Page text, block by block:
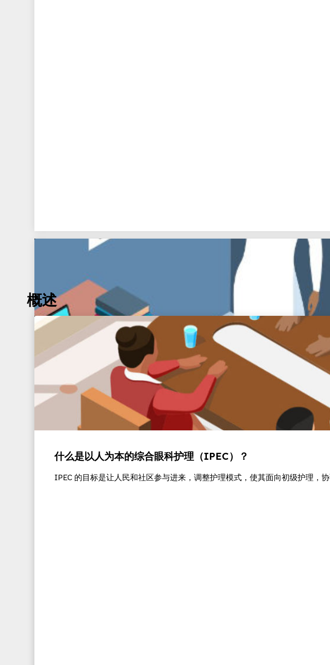
国际消除童工计划介绍课程（西班牙语）
IPEC 简介》是一门免费的自学课程，让您更好地了解 IPEC 的性质、目标和重
概述
什么是以人为本的综合眼科护理（IPEC）？
IPEC 的目标是让人民和社区参与进来，调整护理模式，使其面向初级护理，